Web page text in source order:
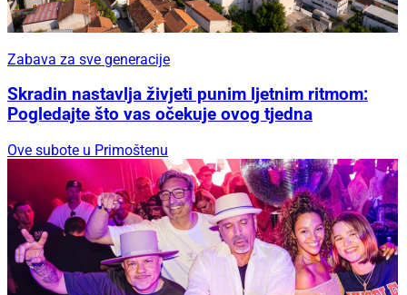
Zabava za sve generacije
Skradin nastavlja živjeti punim ljetnim ritmom:
Pogledajte što vas očekuje ovog tjedna
Ove subote u Primoštenu